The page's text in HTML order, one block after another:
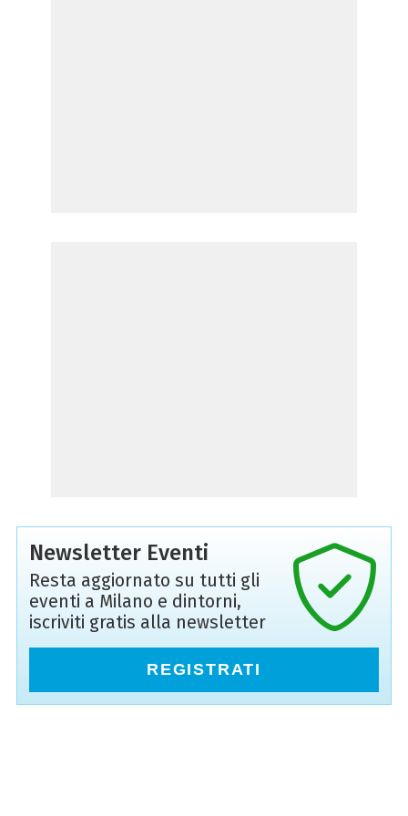
Newsletter Eventi
Resta aggiornato su tutti gli
eventi a Milano e dintorni,
iscriviti gratis alla newsletter
REGISTRATI